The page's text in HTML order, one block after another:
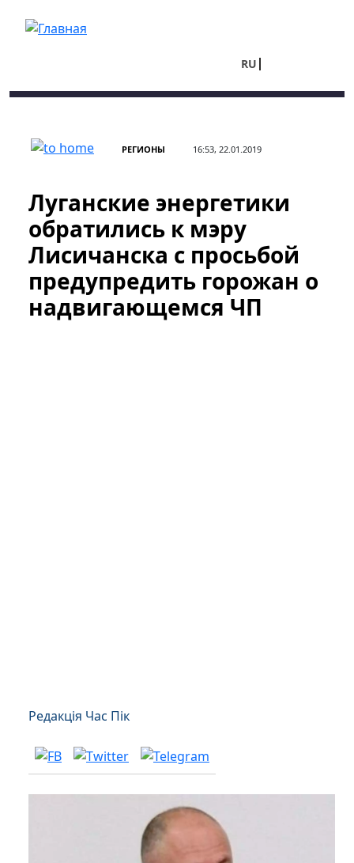
RU
РЕГИОНЫ 16:53, 22.01.2019
Луганские энергетики
обратились к мэру
Лисичанска с просьбой
предупредить горожан о
надвигающемся ЧП
Редакція Час Пік